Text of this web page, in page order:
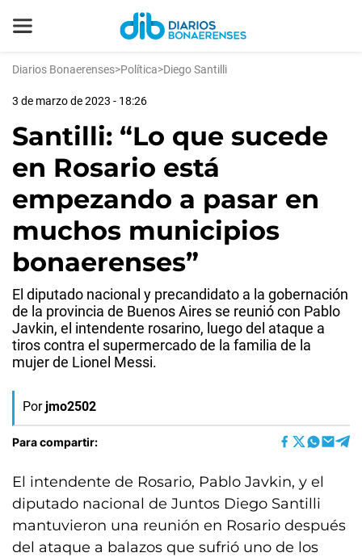
Diarios Bonaerenses>Política>Diego Santilli
3 de marzo de 2023 - 18:26
Santilli: “Lo que sucede
en Rosario está
empezando a pasar en
muchos municipios
bonaerenses”
El diputado nacional y precandidato a la gobernación
de la provincia de Buenos Aires se reunió con Pablo
Javkin, el intendente rosarino, luego del ataque a
tiros contra el supermercado de la familia de la
mujer de Lionel Messi.
Por jmo2502
Para compartir:
El intendente de Rosario, Pablo Javkin, y el
diputado nacional de Juntos Diego Santilli
mantuvieron una reunión en Rosario después
del ataque a balazos que sufrió uno de los